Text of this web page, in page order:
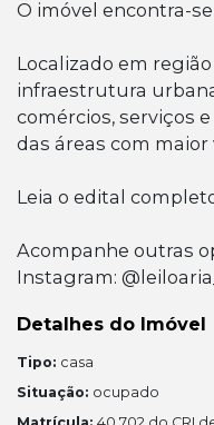
O imóvel encontra-
Localizado em
infraestrutura
comércios, serviços
das áreas com maior
Leia o edital
Acompanhe outras
Instagram:
Detalhes do Imóvel
Tipo: casa
Situação: ocupado